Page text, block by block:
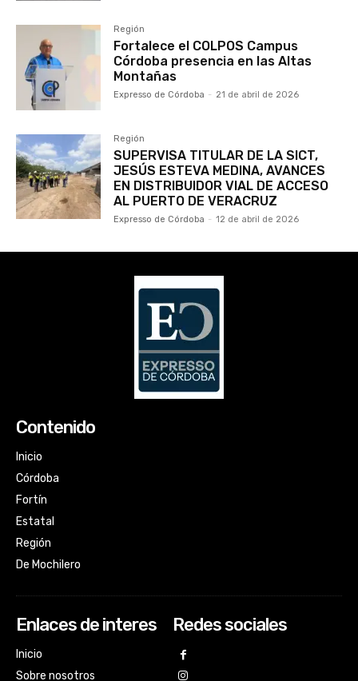
Región
Fortalece el COLPOS Campus
Córdoba presencia en las Altas
Montañas
Expresso de Córdoba - 21 de abril de 2026
Región
SUPERVISA TITULAR DE LA SICT,
JESÚS ESTEVA MEDINA, AVANCES
EN DISTRIBUIDOR VIAL DE ACCESO
AL PUERTO DE VERACRUZ
Expresso de Córdoba - 12 de abril de 2026
Contenido
Inicio
Córdoba
Fortín
Estatal
Región
De Mochilero
Enlaces de interes
Inicio
Sobre nosotros
Redes sociales